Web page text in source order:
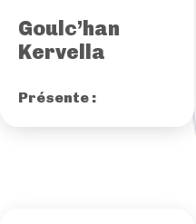
Goulc’han
Kervella
Présente :